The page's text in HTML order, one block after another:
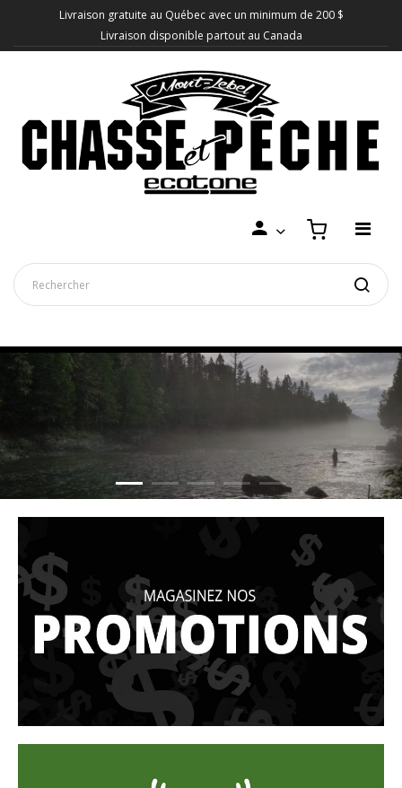
Livraison gratuite au Québec avec un minimum de 200 $
Livraison disponible partout au Canada